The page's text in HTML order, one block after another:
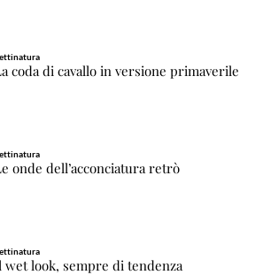
coda di cavallo in versione primaverile
onde dell’acconciatura retrò
wet look, sempre di tendenza